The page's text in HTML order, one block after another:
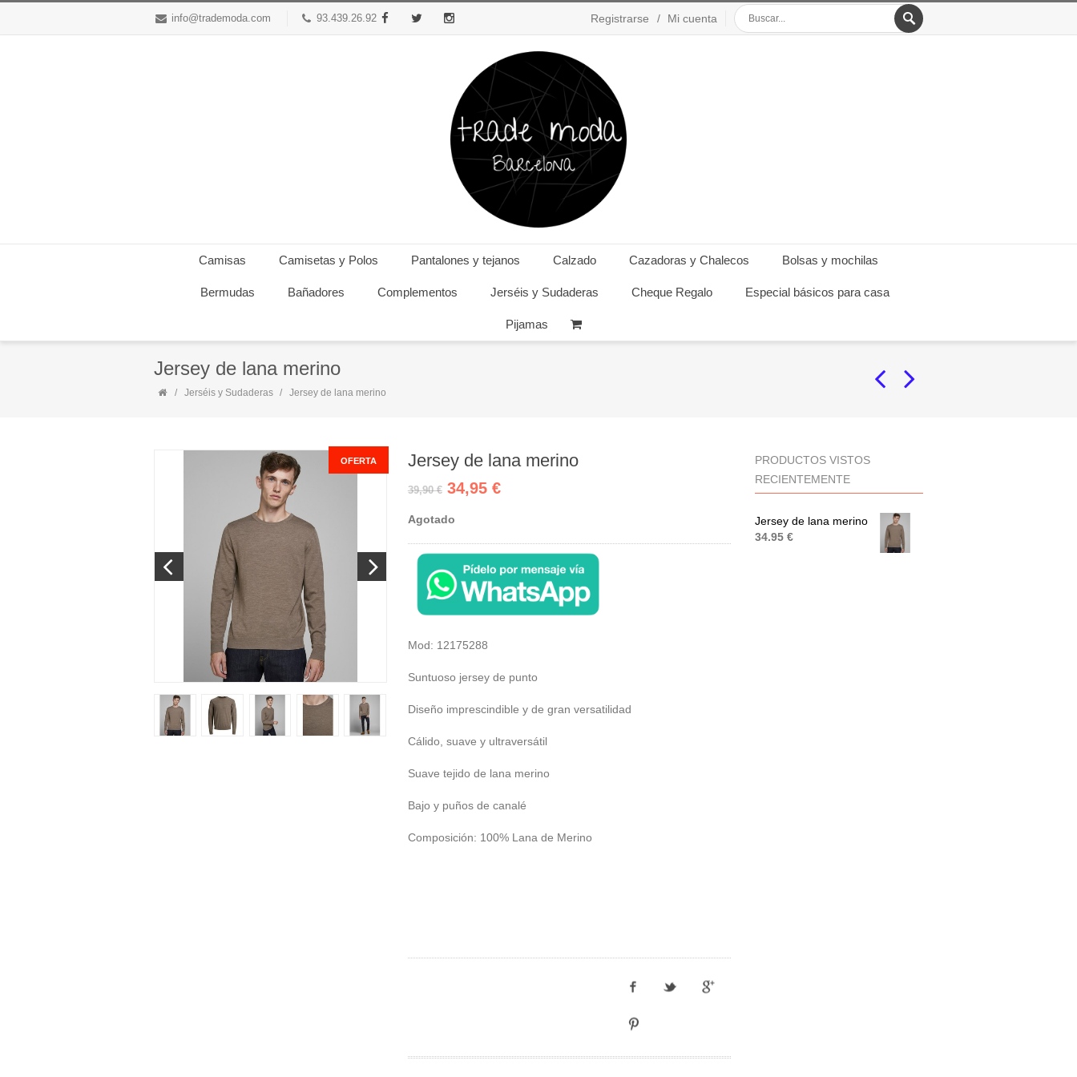
info@trademoda.com 93.439.26.92 Registrarse Mi cuenta
Camisas Camisetas y Polos Pantalones y tejanos Calzado Cazadoras y Chalecos Bolsas y mochilas
Bermudas Bañadores Complementos Jerséis y Sudaderas Cheque Regalo Especial básicos para casa
Pijamas
Jersey de lana merino
Jerséis y Sudaderas Jersey de lana merino
OFERTA Jersey de lana merino
39,90 € 34,95 €
Agotado
Mod: 12175288
Suntuoso jersey de punto
Diseño imprescindible y de gran versatilidad
Cálido, suave y ultraversátil
Suave tejido de lana merino
Bajo y puños de canalé
Composición: 100% Lana de Merino
PRODUCTOS VISTOS
RECIENTEMENTE
Jersey de lana merino
34.95 €